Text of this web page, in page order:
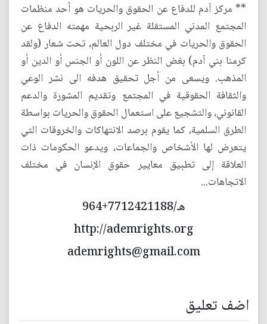
** مركز آدم للدفاع عن الحقوق والحريات هو أحد منظمات
المجتمع المدني المستقلة غير الربحية مهمته الدفاع عن
الحقوق والحريات في مختلف دول العالم، تحت شعار (ولقد
كرمنا بني آدم) بغض النظر عن اللون أو الجنس أو الدين أو
المذهب. ويسعى من أجل تحقيق هدفه الى نشر الوعي
والثقافة الحقوقية في المجتمع وتقديم المشورة والدعم
القانوني، والتشجيع على استعمال الحقوق والحريات بواسطة
الطرق السلمية، كما يقوم برصد الانتهاكات والخروقات التي
يتعرض لها الأشخاص والجماعات، ويدعو الحكومات ذات
العلاقة إلى تطبيق معايير حقوق الإنسان في مختلف
الاتجاهات...
هـ/7712421188+964
http://ademrights.org
ademrights@gmail.com
اضف تعليق